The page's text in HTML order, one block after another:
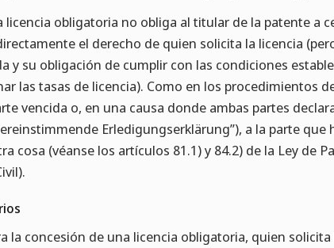
licencia obligatoria no obliga al titular de la patente a
el derecho de quien solicita la licencia
y su obligación de cumplir con las condiciones
las tasas de licencia). Como en los procedimientos
vencida o, en una causa donde ambas partes
Erledigungserklärung”), a la parte que
cosa (véanse los artículos 81.1) y 84.2) de la Ley de
la concesión de una licencia obligatoria, quien